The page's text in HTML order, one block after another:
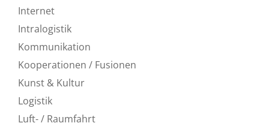
Internet
Intralogistik
Kommunikation
Kooperationen / Fusionen
Kunst & Kultur
Logistik
Luft- / Raumfahrt